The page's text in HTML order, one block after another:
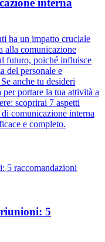
interna
ha un impatto cruciale
alla comunicazione
futuro, poiché influisce
del personale e
anche tu desideri
portare la tua attività a
scoprirai 7 aspetti
comunicazione interna
e completo.
5